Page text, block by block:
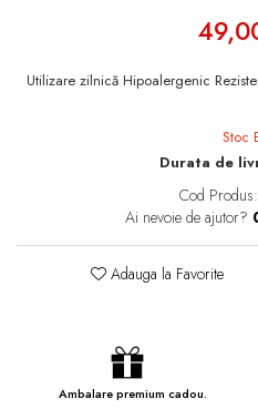
Utilizare zilnică Hipoalergenic
Stoc
Durata de
Cod Produs:
Ai nevoie de ajutor?
Adauga la Favorite
Ambalare premium cadou.